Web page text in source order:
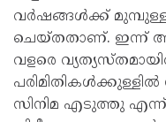
വർഷങ്ങൾക്ക്
ചെയ്തതാണ്. ഇന്ന് ആ
വളരെ
സിനിമ എടുത്തു